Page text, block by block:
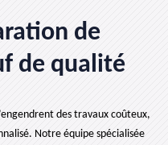
de
de qualité
des travaux coûteux,
Notre équipe spécialisée